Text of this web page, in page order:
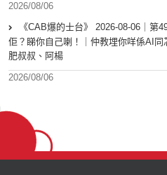
2026/08/06
《CAB爆的士台》 2026-08-06｜第
佢？睇你自己喇！｜仲教埋你咩係AI同
肥叔叔、阿楊
2026/08/06